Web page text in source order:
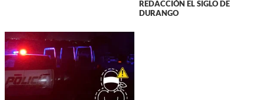
REDACCIÓN EL SIGLO DE
DURANGO